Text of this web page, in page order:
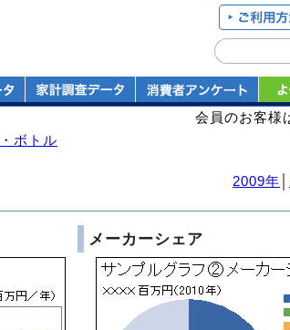
会員のお客様
ボトル
2009年
メーカーシェア